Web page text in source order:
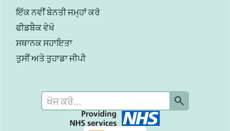
ਇੱਕ ਨਵੀਂ ਬੇਨਤੀ ਜਮ੍ਹਾਂ ਕਰੋ
ਫੀਡਬੈਕ ਵੇਖੋ
ਸਥਾਨਕ ਸਹਾਇਤਾ
ਤੁਸੀਂ ਅਤੇ ਤੁਹਾਡਾ ਜੀਪੀ